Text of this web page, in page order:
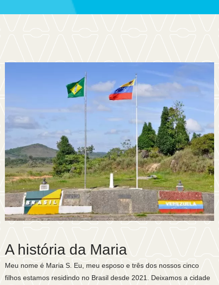
A história da Maria
Meu nome é Maria S. Eu, meu esposo e três dos nossos cinco
filhos estamos residindo no Brasil desde 2021. Deixamos a cidade